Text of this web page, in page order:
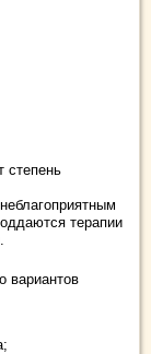
степень
терапии
вариантов